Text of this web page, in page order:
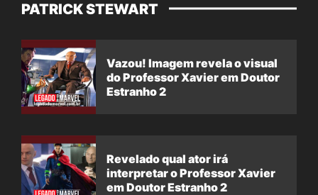
PATRICK STEWART
Vazou! Imagem revela o visual
do Professor Xavier em Doutor
Estranho 2
Revelado qual ator irá
interpretar o Professor Xavier
em Doutor Estranho 2